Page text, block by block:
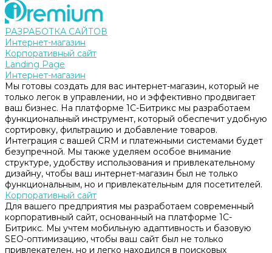
РАЗРАБОТКА САЙТОВ
Интернет-магазин
Корпоративный сайт
Landing Page
Интернет-магазин
Мы готовы создать для вас интернет-магазин, который не
только легок в управлении, но и эффективно продвигает
ваш бизнес. На платформе 1С-Битрикс мы разработаем
функциональный инструмент, который обеспечит удобную
сортировку, фильтрацию и добавление товаров.
Интеграция с вашей CRM и платежными системами будет
безупречной. Мы также уделяем особое внимание
структуре, удобству использования и привлекательному
дизайну, чтобы ваш интернет-магазин был не только
функциональным, но и привлекательным для посетителей.
Корпоративный сайт
Для вашего предприятия мы разработаем современный
корпоративный сайт, основанный на платформе 1С-
Битрикс. Мы учтем мобильную адаптивность и базовую
SEO-оптимизацию, чтобы ваш сайт был не только
привлекателен, но и легко находился в поисковых